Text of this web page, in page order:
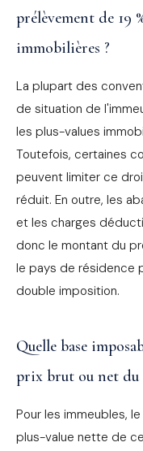
prélèvement de 19
immobilières ?
La plupart des
de situation de
les plus-values
Toutefois, certaines
peuvent limiter ce
réduit. En outre, les
et les charges
donc le montant du
le pays de résidence
double imposition.
Quelle base
prix brut ou net du
Pour les immeubles,
plus-value nette de